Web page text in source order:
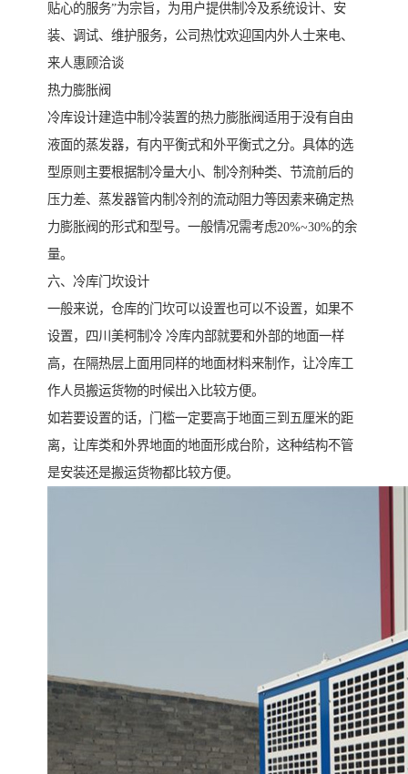
贴心的服务”为宗旨，为用户提供制冷及系统设计、安
装、调试、维护服务，公司热忱欢迎国内外人士来电、
来人惠顾洽谈
热力膨胀阀
冷库设计建造中制冷装置的热力膨胀阀适用于没有自由
液面的蒸发器，有内平衡式和外平衡式之分。具体的选
型原则主要根据制冷量大小、制冷剂种类、节流前后的
压力差、蒸发器管内制冷剂的流动阻力等因素来确定热
力膨胀阀的形式和型号。一般情况需考虑20%~30%的余
量。
六、冷库门坎设计
一般来说，仓库的门坎可以设置也可以不设置，如果不
设置，四川美柯制冷 冷库内部就要和外部的地面一样
高，在隔热层上面用同样的地面材料来制作，让冷库工
作人员搬运货物的时候出入比较方便。
如若要设置的话，门槛一定要高于地面三到五厘米的距
离，让库类和外界地面的地面形成台阶，这种结构不管
是安装还是搬运货物都比较方便。